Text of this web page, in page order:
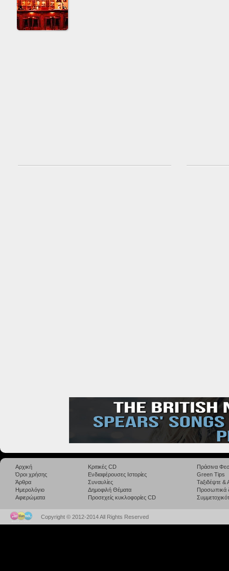
Αρχική
Όροι χρήσης
Άρθρα
Ημερολόγιο
Αφιερώματα
Κριτικές CD
Ενδιαφέρουσες Ιστορίες
Συναυλίες
Δημοφιλή Θέματα
Προσεχείς κυκλοφορίες CD
Πράσινα
Green Tips
Taξιδέψτε
Προσωπικά
Copyright © 2012-2014 All Rights Reserved